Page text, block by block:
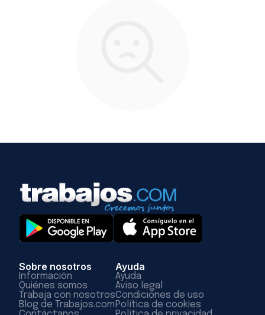
Sobre nosotros
Información
Quiénes somos
Trabaja con nosotros
Blog de Trabajos.com
Ayuda
Ayuda
Aviso legal
Condiciones de uso
Política de cookies